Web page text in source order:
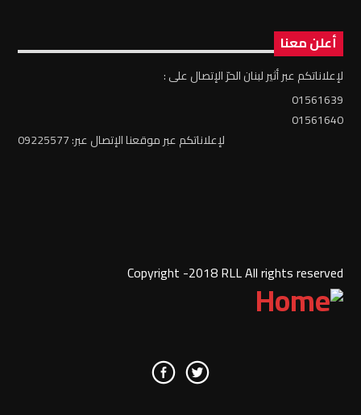
أعلن معنا
لإعلاناتكم عبر أثير لبنان الحرّ الإتصال على :
01561639
01561640
لإعلاناتكم عبر موقعنا الإتصال عبر: 09225577
Copyright -2018 RLL All rights reserved